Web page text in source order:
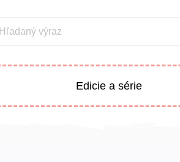
Hľadaný výraz
Edicie a série